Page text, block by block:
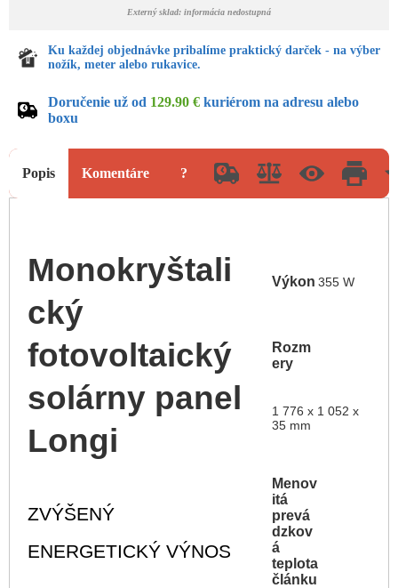
Externý sklad: informácia nedostupná
Ku každej objednávke pribalíme praktický darček - na výber
nožík, meter alebo rukavice.
Doručenie už od 129.90 € kuriérom na adresu alebo
boxu
Popis Komentáre ?
Monokryštali
cký
fotovoltaický
solárny panel
Longi
ZVÝŠENÝ
ENERGETICKÝ VÝNOS
Výkon 355 W
Rozm
ery
1 776 x 1 052 x
35 mm
Menov
itá
prevá
dzkov
á
teplota
článku